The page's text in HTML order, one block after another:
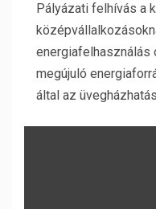
Pályázati felhívás a
energiafelhasználás
megújuló
által az